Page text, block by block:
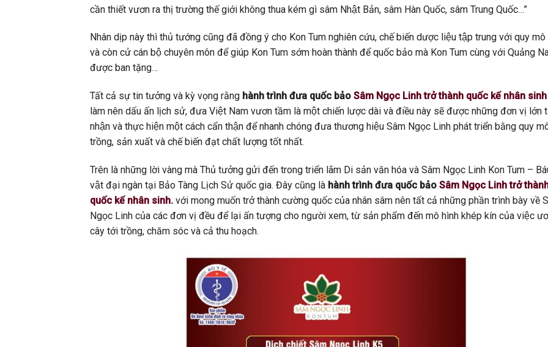
cần thiết vươn ra thị trường thế giới không thua kém gì sâm Nhật Bản, sâm Hàn Quốc, sâm Trung Quốc…”
Nhân dịp này thì thủ tướng cũng đã đồng ý cho Kon Tum nghiên cứu, chế biến dược liệu tập trung với quy mô
và còn cử cán bộ chuyên môn để giúp Kon Tum sớm hoàn thành để quốc bảo mà Kon Tum cùng với Quảng
được ban tặng…
Tất cả sự tin tưởng và kỳ vọng rằng hành trình đưa quốc bảo Sâm Ngọc Linh trở thành quốc kế nhân sinh
làm nên dấu ấn lịch sử, đưa Việt Nam vươn tầm là một chiến lược dài và điều này sẽ được những đơn vị lớn
nhận và thực hiện một cách cẩn thận để nhanh chóng đưa thương hiệu Sâm Ngọc Linh phát triển bằng quy
trồng, sản xuất và chế biến đạt chất lượng tốt nhất.
Trên là những lời vàng mà Thủ tưởng gửi đến trong triển lãm Di sản văn hóa và Sâm Ngọc Linh Kon Tum –
vật đại ngàn tại Bảo Tàng Lịch Sử quốc gia. Đây cũng là hành trình đưa quốc bảo Sâm Ngọc Linh trở
quốc kế nhân sinh. với mong muốn trở thành cường quốc của nhân sâm nên tất cả những phần trình bày về
Ngọc Linh của các đơn vị đều để lại ấn tượng cho người xem, từ sản phẩm đến mô hình khép kín của việc
cây tới trồng, chăm sóc và cả thu hoạch.